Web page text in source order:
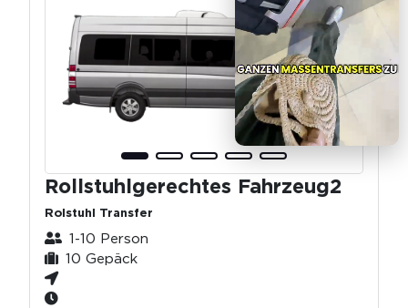
Rollstuhlgerechtes Fahrzeug2
Rolstuhl Transfer
1-10 Person
10 Gepäck